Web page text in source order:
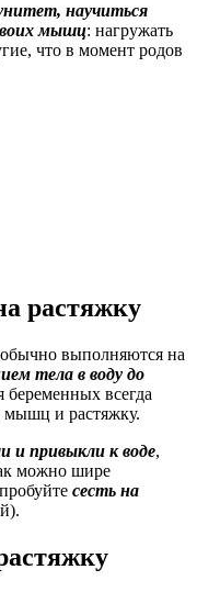
научиться
мышц: нагружать
что в момент родов
растяжку
выполняются на
тела в воду до
беременных всегда
мышц и растяжку.
и привыкли к воде,
можно шире
сесть на